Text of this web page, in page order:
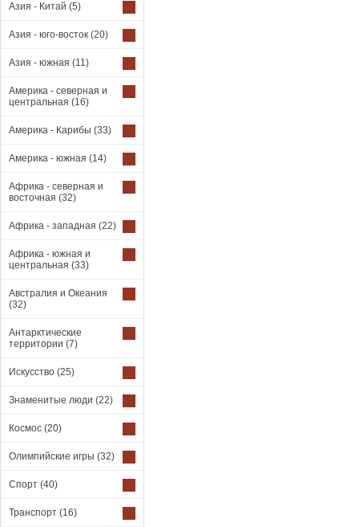
Азия - Китай (5)
Азия - юго-восток (20)
Азия - южная (11)
Америка - северная и
центральная (16)
Америка - Карибы (33)
Америка - южная (14)
Африка - северная и
восточная (32)
Африка - западная (22)
Африка - южная и
центральная (33)
Австралия и Океания
(32)
Антарктические
территории (7)
Искусство (25)
Знаменитые люди (22)
Космос (20)
Олимпийские игры (32)
Спорт (40)
Транспорт (16)